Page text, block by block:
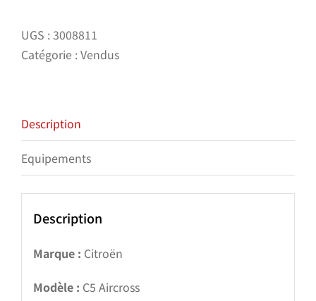
UGS :3008811
Catégorie :Vendus
Description
Equipements
Description
Marque : Citroën
Modèle : C5 Aircross